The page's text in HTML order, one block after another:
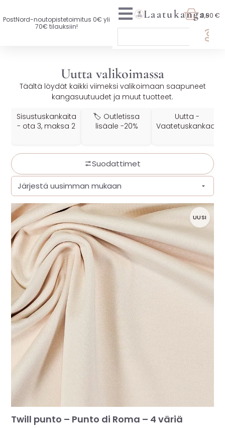
PostNord-noutopistetoimitus 0€ yli
70€ tilauksiin!
UUTTA VALIKOIMASSA
KAIKKI KANKAAT
VAATETUSKANKAAT
YLEISKANKAAT
LISENSOIDUT KANKAAT
KANKAAT A-Ö
MUUT
🔖 OUTLET
OHJEITA
USEIN KYSYTTYÄ
OTA YHTEYTTÄ
Laatukangas0,00 €
Uutta valikoimassa
Täältä löydät kaikki viimeksi valikoimaan saapuneet
kangasuutuudet ja muut tuotteet.
Sisustuskankaita
- ota 3, maksa 2
🏷️ Outletissa
lisäale -20%
Uutta -
Vaatetuskankaat
Suodattimet
Twill punto – Punto di Roma – 4 väriä
UUSI